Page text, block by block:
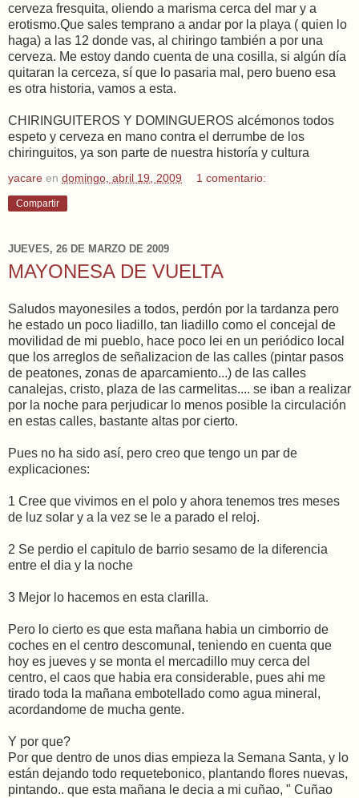
cerveza fresquita, oliendo a marisma cerca del mar y a
erotismo.Que sales temprano a andar por la playa ( quien lo
haga) a las 12 donde vas, al chiringo también a por una
cerveza. Me estoy dando cuenta de una cosilla, si algún día
quitaran la cerceza, sí que lo pasaria mal, pero bueno esa
es otra historia, vamos a esta.
CHIRINGUITEROS Y DOMINGUEROS alcémonos todos
espeto y cerveza en mano contra el derrumbe de los
chiringuitos, ya son parte de nuestra historía y cultura
yacare en domingo, abril 19, 2009 1 comentario:
Compartir
JUEVES, 26 DE MARZO DE 2009
MAYONESA DE VUELTA
Saludos mayonesiles a todos, perdón por la tardanza pero
he estado un poco liadillo, tan liadillo como el concejal de
movilidad de mi pueblo, hace poco lei en un periódico local
que los arreglos de señalizacion de las calles (pintar pasos
de peatones, zonas de aparcamiento...) de las calles
canalejas, cristo, plaza de las carmelitas.... se iban a realizar
por la noche para perjudicar lo menos posible la circulación
en estas calles, bastante altas por cierto.
Pues no ha sido así, pero creo que tengo un par de
explicaciones:
1 Cree que vivimos en el polo y ahora tenemos tres meses
de luz solar y a la vez se le a parado el reloj.
2 Se perdio el capitulo de barrio sesamo de la diferencia
entre el dia y la noche
3 Mejor lo hacemos en esta clarilla.
Pero lo cierto es que esta mañana habia un cimborrio de
coches en el centro descomunal, teniendo en cuenta que
hoy es jueves y se monta el mercadillo muy cerca del
centro, el caos que habia era considerable, pues ahi me
tirado toda la mañana embotellado como agua mineral,
acordandome de mucha gente.
Y por que?
Por que dentro de unos dias empieza la Semana Santa, y lo
están dejando todo requetebonico, plantando flores nuevas,
pintando.. que esta mañana le decia a mi cuñao, " Cuñao